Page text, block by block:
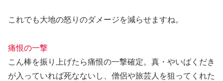
これでも大地の怒りのダメージを減らせますね。
痛恨の一撃
こん棒を振り上げたら痛恨の一撃確定。真・やいばくだき
が入っていれば死なないし、僧侶や旅芸人を狙ってくれた